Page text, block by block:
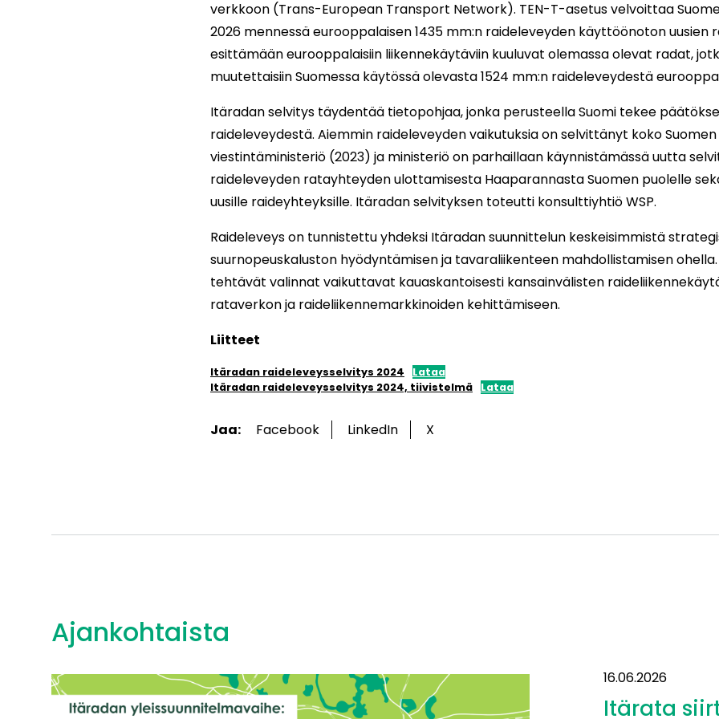
verkkoon (Trans-European Transport Network). TEN-T-asetus velvoittaa
2026 mennessä eurooppalaisen 1435 mm:n raideleveyden käyttöönoton uusien
esittämään eurooppalaisiin liikennekäytäviin kuuluvat olemassa olevat radat,
muutettaisiin Suomessa käytössä olevasta 1524 mm:n raideleveydestä
Itäradan selvitys täydentää tietopohjaa, jonka perusteella Suomi tekee
raideleveydestä. Aiemmin raideleveyden vaikutuksia on selvittänyt koko
viestintäministeriö (2023) ja ministeriö on parhaillaan käynnistämässä uutta
raideleveyden ratayhteyden ulottamisesta Haaparannasta Suomen puolelle
uusille raideyhteyksille. Itäradan selvityksen toteutti konsulttiyhtiö WSP.
Raideleveys on tunnistettu yhdeksi Itäradan suunnittelun keskeisimmistä
suurnopeuskaluston hyödyntämisen ja tavaraliikenteen mahdollistamisen
tehtävät valinnat vaikuttavat kauaskantoisesti kansainvälisten
rataverkon ja raideliikennemarkkinoiden kehittämiseen.
Liitteet
Itäradan raideleveysselvitys 2024
Lataa
Itäradan raideleveysselvitys 2024, tiivistelmä
Lataa
Jaa: Facebook LinkedIn X
Ajankohtaista
16.06.2026
Itärata